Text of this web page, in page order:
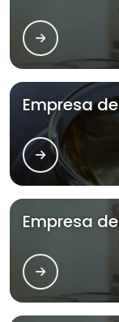
Empresa
Empresa